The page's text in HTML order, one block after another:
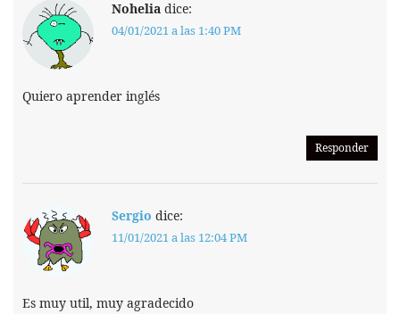
Nohelia dice:
04/01/2021 a las 1:40 PM
Quiero aprender inglés
Responder
Sergio dice:
11/01/2021 a las 12:04 PM
Es muy util, muy agradecido